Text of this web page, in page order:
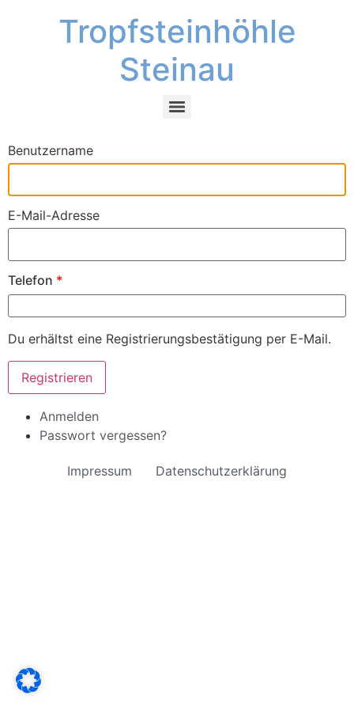
Tropfsteinhöhle
Steinau
Benutzername
E-Mail-Adresse
Telefon *
Du erhältst eine Registrierungsbestätigung per E-Mail.
Registrieren
Anmelden
Passwort vergessen?
Impressum Datenschutzerklärung